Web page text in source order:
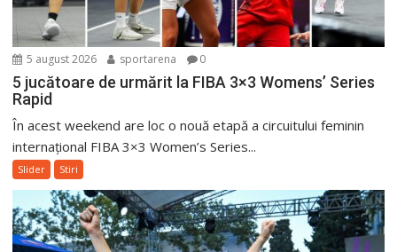
5 august 2026 sportarena 0
5 jucătoare de urmărit la FIBA 3×3 Womens’ Series
Rapid
În acest weekend are loc o nouă etapă a circuitului feminin
internațional FIBA 3×3 Women’s Series...
Slider Stiri